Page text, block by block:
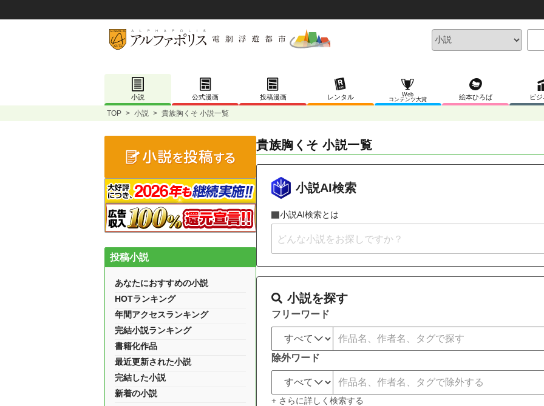
小説 公式漫画 投稿漫画 レンタル
Web
コンテンツ大賞
絵本ひろば ビ
TOP > 小説 > 貴族胸くそ 小説一覧
貴族胸くそ 小説一覧
小説AI検索
小説AI検索とは
小説を探す
フリーワード
除外ワード
+ さらに詳しく検索する
投稿小説
あなたにおすすめの小説
HOTランキング
年間アクセスランキング
完結小説ランキング
書籍化作品
最近更新された小説
完結した小説
新着の小説